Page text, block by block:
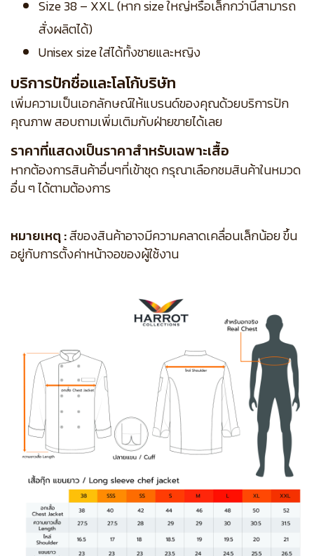
Size 38 – XXL (หาก size ใหญ่หรือเล็กกว่านี้สามารถ
สั่งผลิตได้)
Unisex size ใส่ได้ทั้งชายและหญิง
บริการปักชื่อและโลโก้บริษัท
เพิ่มความเป็นเอกลักษณ์ให้แบรนด์ของคุณด้วยบริการปัก
คุณภาพ สอบถามเพิ่มเติมกับฝ่ายขายได้เลย
ราคาที่แสดงเป็นราคาสำหรับเฉพาะเสื้อ
หากต้องการสินค้าอื่นๆที่เข้าชุด กรุณาเลือกชมสินค้าในหมวด
อื่น ๆ ได้ตามต้องการ
หมายเหตุ :สีของสินค้าอาจมีความคลาดเคลื่อนเล็กน้อย ขึ้น
อยู่กับการตั้งค่าหน้าจอของผู้ใช้งาน